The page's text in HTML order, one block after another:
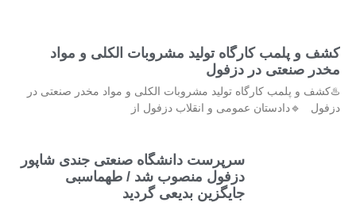
کشف و پلمب کارگاه تولید مشروبات الکلی و مواد
مخدر صنعتی در دزفول
♨️کشف و پلمب کارگاه تولید مشروبات الکلی و مواد مخدر صنعتی در
دزفول 🔹دادستان عمومی و انقلاب دزفول از
سرپرست دانشگاه صنعتی جندی شاپور
دزفول منصوب شد / طهماسبی
جایگزین بدیعی گردید